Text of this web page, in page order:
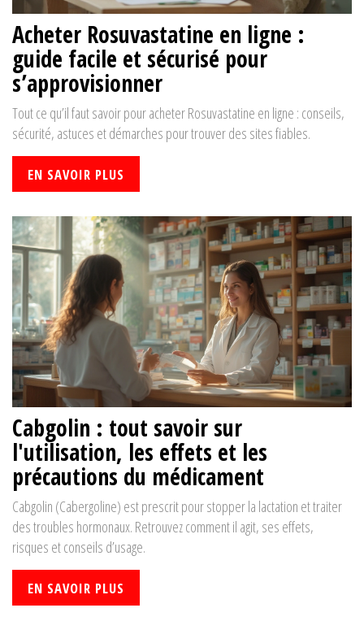
Acheter Rosuvastatine en ligne :
guide facile et sécurisé pour
s’approvisionner
Tout ce qu’il faut savoir pour acheter Rosuvastatine en ligne : conseils,
sécurité, astuces et démarches pour trouver des sites fiables.
EN SAVOIR PLUS
Cabgolin : tout savoir sur
l'utilisation, les effets et les
précautions du médicament
Cabgolin (Cabergoline) est prescrit pour stopper la lactation et traiter
des troubles hormonaux. Retrouvez comment il agit, ses effets,
risques et conseils d’usage.
EN SAVOIR PLUS